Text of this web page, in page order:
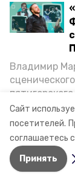
Сайт
посетителей.
соглашаетесь с
Принять
Владимир
впереди —
артистом,
режиссёр
Пятигорска».
Авторы: